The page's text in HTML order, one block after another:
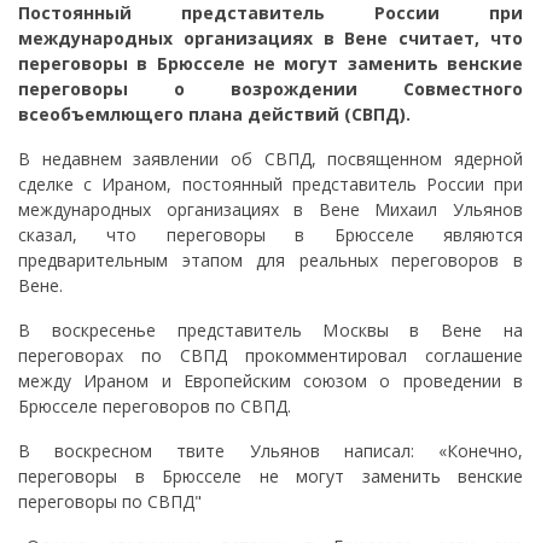
Постоянный представитель России при
международных организациях в Вене считает, что
переговоры в Брюсселе не могут заменить венские
переговоры о возрождении Совместного
всеобъемлющего плана действий (СВПД).
В недавнем заявлении об СВПД, посвященном ядерной
сделке с Ираном, постоянный представитель России при
международных организациях в Вене Михаил Ульянов
сказал, что переговоры в Брюсселе являются
предварительным этапом для реальных переговоров в
Вене.
В воскресенье представитель Москвы в Вене на
переговорах по СВПД прокомментировал соглашение
между Ираном и Европейским союзом о проведении в
Брюсселе переговоров по СВПД.
В воскресном твите Ульянов написал: «Конечно,
переговоры в Брюсселе не могут заменить венские
переговоры по СВПД"